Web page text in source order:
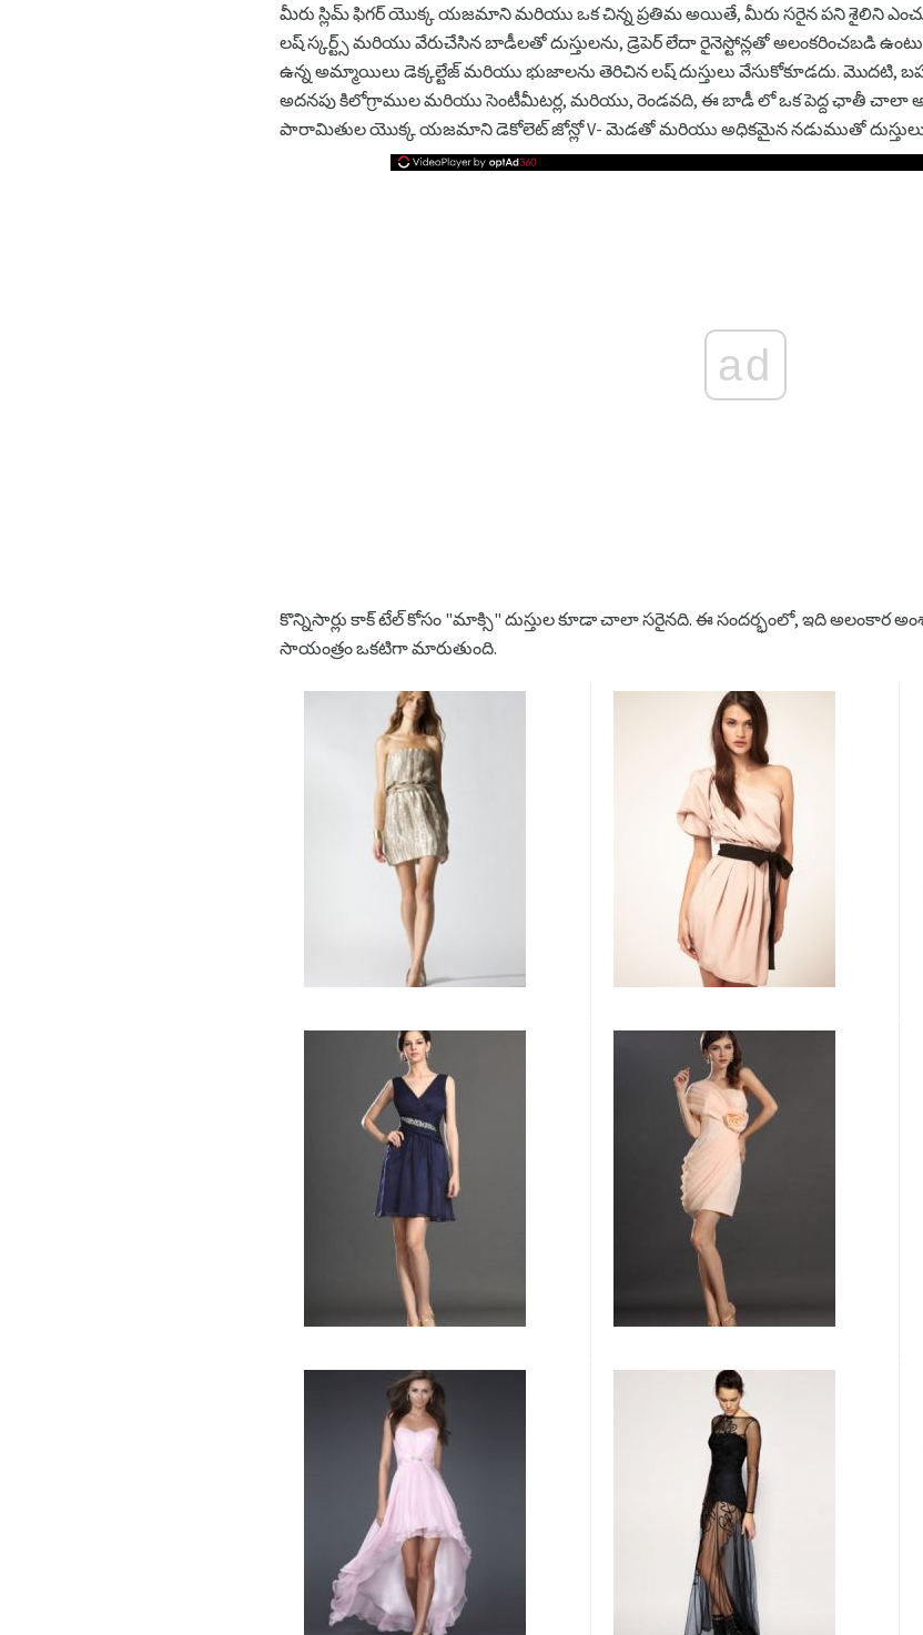
మీరు స్లిమ్ ఫిగర్ యొక్క యజమాని మరియు ఒక చిన్న ప్రతిమ అయితే, మీరు సరైన పని శైలిని
లష్ స్కర్ట్స్ మరియు వేరుచేసిన బాడీలతో దుస్తులను, డ్రెపెర్ లేదా రైనెస్టోన్లతో అలంకరించబడి
ఉన్న అమ్మాయిలు డెక్కల్టేజ్ మరియు భుజాలను తెరిచిన లష్ దుస్తులు వేసుకోకూడదు. మొదటి,
అదనపు కిలోగ్రాముల మరియు సెంటీమీటర్ల, మరియు, రెండవది, ఈ బాడీ లో ఒక పెద్ద ఛాతీ చాలా
పారామితుల యొక్క యజమాని డెకోలెట్ జోన్లో V- మెడతో మరియు అధికమైన నడుముతో
ad
కొన్నిసార్లు కాక్ టేల్ కోసం "మాక్సి" దుస్తుల కూడా చాలా సరైనది. ఈ సందర్భంలో, ఇది అలంకార
సాయంత్రం ఒకటిగా మారుతుంది.